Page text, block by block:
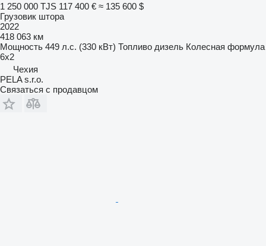
1 250 000 TJS 117 400 € ≈ 135 600 $
Грузовик штора
2022
418 063 км
Мощность 449 л.с. (330 кВт) Топливо дизель Колесная формула
6x2
Чехия
PELA s.r.o.
Связаться с продавцом